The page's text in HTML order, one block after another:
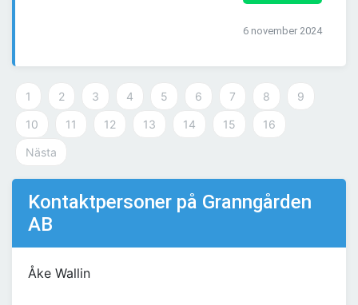
6 november 2024
1 2 3 4 5 6 7 8 9
10 11 12 13 14 15 16
Nästa
Kontaktpersoner på Granngården
AB
Åke Wallin